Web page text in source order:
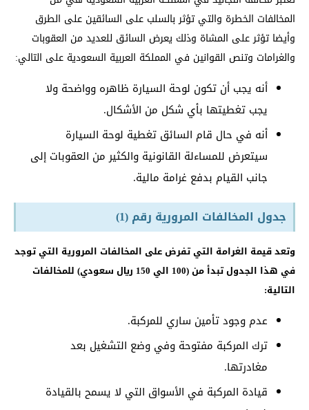
المخالفات الخطرة والتي تؤثر بالسلب على السائقين على الطرق
وأيضا تؤثر على المشاة وذلك يعرض السائق للعديد من العقوبات
والغرامات وتنص القوانين في المملكة العربية السعودية على التالي:
أنه يجب أن تكون لوحة السيارة ظاهره وواضحة ولا
يجب تغطيتها بأي شكل من الأشكال.
أنه في حال قام السائق تغطية لوحة السيارة
سيتعرض للمساءلة القانونية والكثير من العقوبات إلى
جانب القيام بدفع غرامة مالية.
جدول المخالفات المرورية رقم (1)
وتعد قيمة الغرامة التي تفرض على المخالفات المرورية التي توجد
في هذا الجدول تبدأ من (100 الي 150 ريال سعودي) للمخالفات
التالية:
عدم وجود تأمين ساري للمركبة.
ترك المركبة مفتوحة وفي وضع التشغيل بعد
مغادرتها.
قيادة المركبة في الأسواق التي لا يسمح بالقيادة